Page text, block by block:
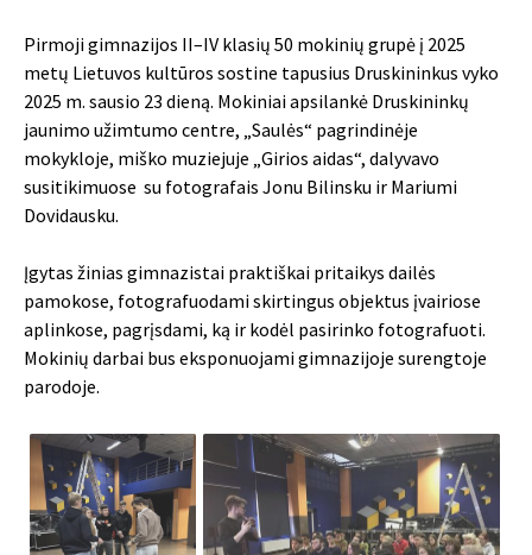
Pirmoji gimnazijos II–IV klasių 50 mokinių grupė į 2025
metų Lietuvos kultūros sostine tapusius Druskininkus vyko
2025 m. sausio 23 dieną. Mokiniai apsilankė Druskininkų
jaunimo užimtumo centre, „Saulės“ pagrindinėje
mokykloje, miško muziejuje „Girios aidas“, dalyvavo
susitikimuose su fotografais Jonu Bilinsku ir Mariumi
Dovidausku.
Įgytas žinias gimnazistai praktiškai pritaikys dailės
pamokose, fotografuodami skirtingus objektus įvairiose
aplinkose, pagrįsdami, ką ir kodėl pasirinko fotografuoti.
Mokinių darbai bus eksponuojami gimnazijoje surengtoje
parodoje.